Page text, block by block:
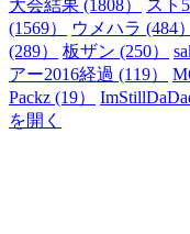
大会結果 (1808）
スト
(1569）
ウメハラ (484）
(289）
板ザン (250）
アー2016経過 (119）
Packz (19）
を開く